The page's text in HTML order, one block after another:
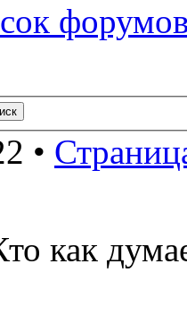
•
как